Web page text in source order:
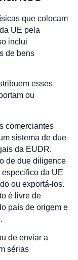
que colocam
UE pela
inclui
de bens
esses
ou
comerciantes
sistema de due
da EUDR.
de due diligence
da UE
ou exportá-los.
é livre de
país de origem e
de enviar a
sérias